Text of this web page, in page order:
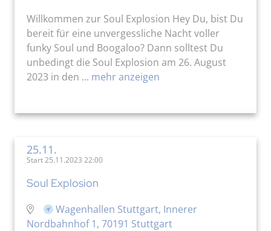
Willkommen zur Soul Explosion Hey Du, bist Du
bereit für eine unvergessliche Nacht voller
funky Soul und Boogaloo? Dann solltest Du
unbedingt die Soul Explosion am 26. August
2023 in den ... mehr anzeigen
25.11.
Start 25.11.2023 22:00
Soul Explosion
Wagenhallen Stuttgart, Innerer
Nordbahnhof 1, 70191 Stuttgart